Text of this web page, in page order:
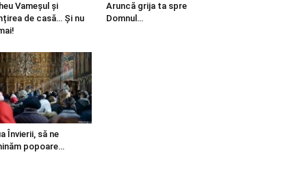
Vameșul și
de casă… Și nu
Aruncă grija ta spre
Domnul…
Învierii, să ne
popoare…